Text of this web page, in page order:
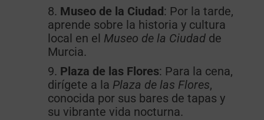
Museo de la Ciudad: Por la tarde,
aprende sobre la historia y cultura
local en el Museo de la Ciudad de
Murcia.
Plaza de las Flores: Para la cena,
dirígete a la Plaza de las Flores,
conocida por sus bares de tapas y
su vibrante vida nocturna.